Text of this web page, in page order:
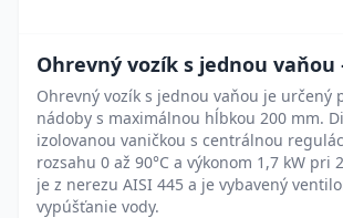
Ohrevný vozík s jednou vaňou
Ohrevný vozík s jednou vaňou je určený
nádoby s maximálnou hĺbkou 200 mm.
izolovanou vaničkou s centrálnou
rozsahu 0 až 90°C a výkonom 1,7 kW pri
je z nerezu AISI 445 a je vybavený
vypúšťanie vody.